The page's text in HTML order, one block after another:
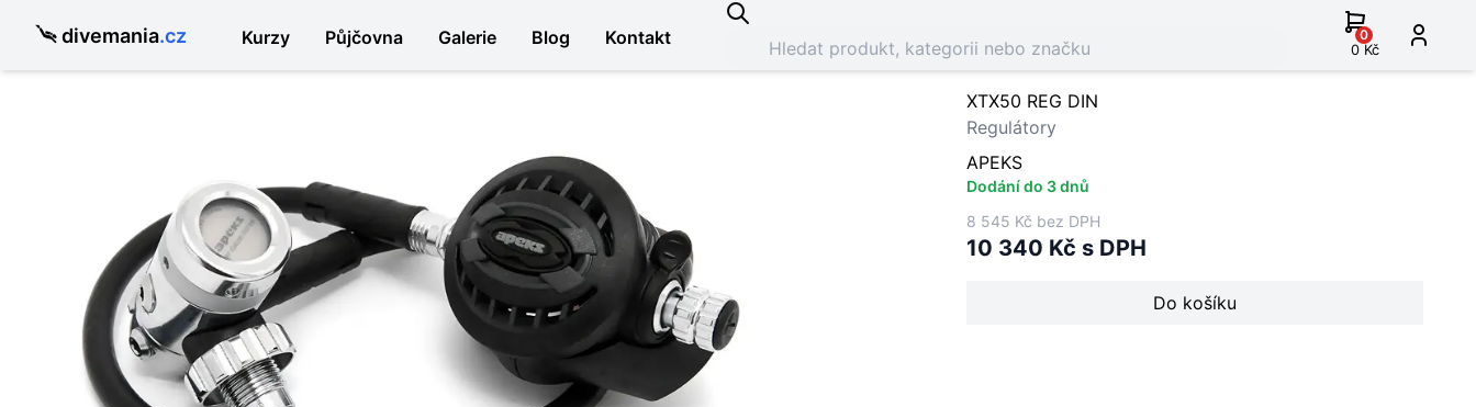
divemania.cz Kurzy Půjčovna Galerie Blog Kontakt
0
0 Kč
XTX50 REG DIN
Regulátory
APEKS
Dodání do 3 dnů
8 545 Kč bez DPH
10 340 Kč s DPH
Do košíku